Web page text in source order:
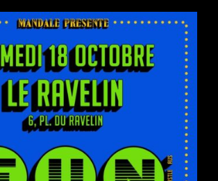
F.R.B
DJ
SET
OVERSINK